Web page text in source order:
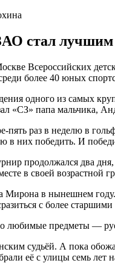
стал лучшим
Всероссийских
более 40 юных
одного из самых
«СЗ» папа мальчика,
пять раз в неделю в
в них победить. И
продолжался два
в своей возрастной
Мирона в нынешнем
с более
предметы —
судьёй. А пока
её с улицы семь лет